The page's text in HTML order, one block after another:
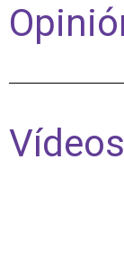
Vídeos